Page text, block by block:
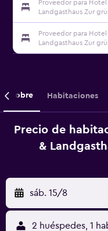
Proveedor para Hotel
Landgasthaus Zur
Proveedor para Hotel
Landgasthaus Zur
Sobre Habitaciones
Precio de
&
sáb. 15/8
2 huéspedes, 1